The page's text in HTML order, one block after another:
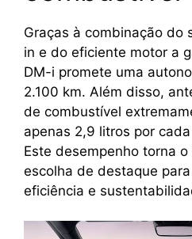
Graças à combinação do
in e do eficiente motor a
DM-i promete uma
2.100 km. Além disso,
de combustível
apenas 2,9 litros por
Este desempenho torna
escolha de destaque
eficiência e